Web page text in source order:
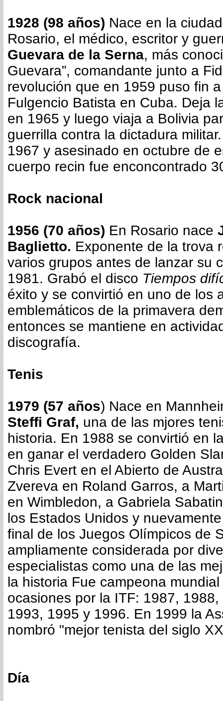
1928 (98 años) Nace en la
Rosario, el médico, escritor y
Guevara de la Serna, más
Guevara”, comandante junto a
revolución que en 1959 puso fin
Fulgencio Batista en Cuba. Deja
en 1965 y luego viaja a Bolivia
guerrilla contra la dictadura
1967 y asesinado en octubre de
cuerpo recin fue enconcontrado
Rock nacional
1956 (70 años) En Rosario nace
Baglietto. Exponente de la trova
varios grupos antes de lanzar su
1981. Grabó el disco Tiempos
éxito y se convirtió en uno de los
emblemáticos de la primavera
entonces se mantiene en
discografía.
Tenis
1979 (57 años) Nace en
Steffi Graf, una de las mjores
historia. En 1988 se convirtió en
en ganar el verdadero Golden
Chris Evert en el Abierto de
Zvereva en Roland Garros, a
en Wimbledon, a Gabriela
los Estados Unidos y
final de los Juegos Olímpicos de
ampliamente considerada por
especialistas como una de las
la historia Fue campeona
ocasiones por la ITF: 1987,
1993, 1995 y 1996. En 1999 la
nombró "mejor tenista del siglo XX
Día